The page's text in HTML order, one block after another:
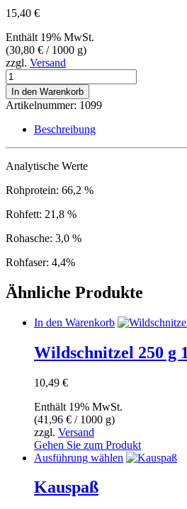
15,40 €
Enthält 19% MwSt.
(30,80 € / 1000 g)
zzgl. Versand
Wildfleisch
Burger
Menge
In den Warenkorb
Artikelnummer: 1099
Beschreibung
Analytische Werte
Rohprotein: 66,2 %
Rohfett: 21,8 %
Rohasche: 3,0 %
Rohfaser: 4,4%
Ähnliche Produkte
In den Warenkorb
Wildschnitzel 250 g
10,49 €
Enthält 19% MwSt.
(41,96 € / 1000 g)
zzgl. Versand
Gehen Sie zum Produkt
Ausführung wählen Dieses
Kauspaß